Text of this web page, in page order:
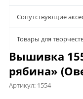
Сопутствующие
Товары для
Вышивка
рябина»
Артикул: 1554